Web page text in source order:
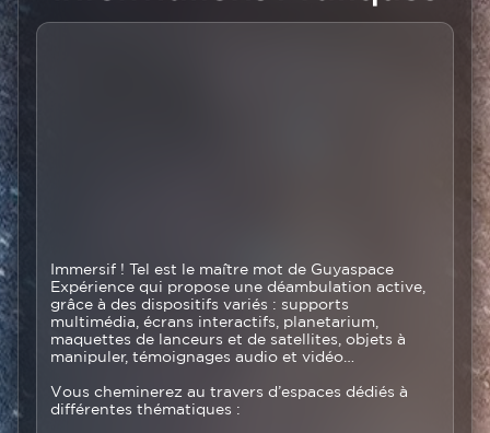
Immersif ! Tel est le maître mot de Guyaspace
Expérience qui propose une déambulation active,
grâce à des dispositifs variés : supports
multimédia, écrans interactifs, planetarium,
maquettes de lanceurs et de satellites, objets à
manipuler, témoignages audio et vidéo…
Vous cheminerez au travers d’espaces dédiés à
différentes thématiques :